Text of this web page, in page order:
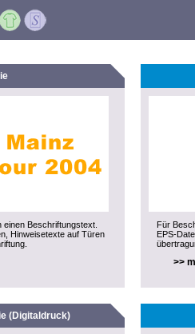
einen Beschriftungstext.
Hinweisetexte auf Türen
Für
EPS-
>>
(Digitaldruck)